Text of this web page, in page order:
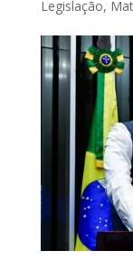
Legislação,